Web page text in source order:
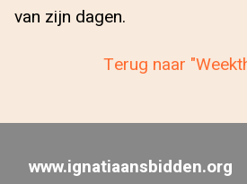
van zijn dagen.
Terug naar
www.ignatiaansbidden.org